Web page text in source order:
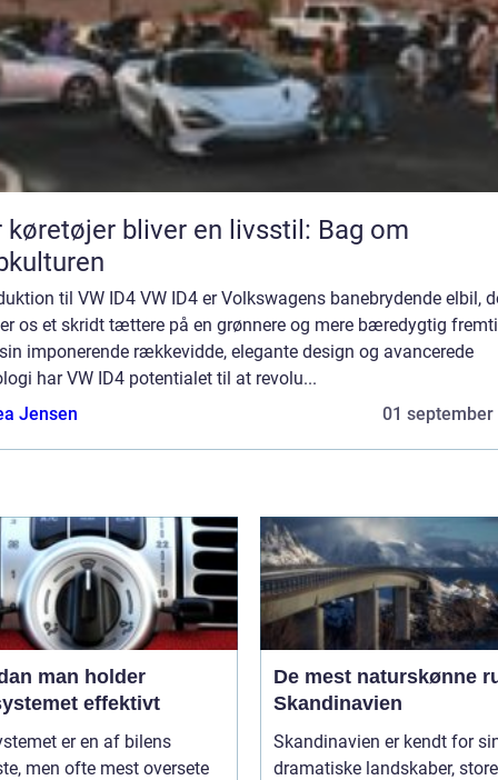
køretøjer bliver en livsstil: Bag om
til VW ID4 VW ID4 er Volkswagens banebrydende elbil,
os et skridt tættere på en grønnere og mere bæredygtig
imponerende rækkevidde, elegante design og avancerede
har VW ID4 potentialet til at revolu...
Jensen
01 september
man holder
effektivt
er en af bilens
men ofte mest oversete
De mest naturskønne
Skandinavien
Skandinavien er kendt for
dramatiske landskaber, store